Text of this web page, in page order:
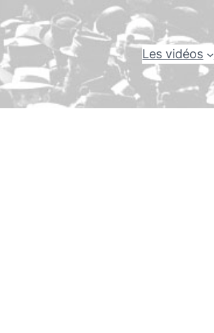
Les vidéos